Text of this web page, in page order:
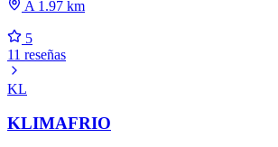
A 1.97 km
5
11 reseñas
KL
KLIMAFRIO